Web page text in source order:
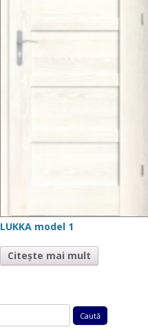
LUKKA model 1
Citește mai mult